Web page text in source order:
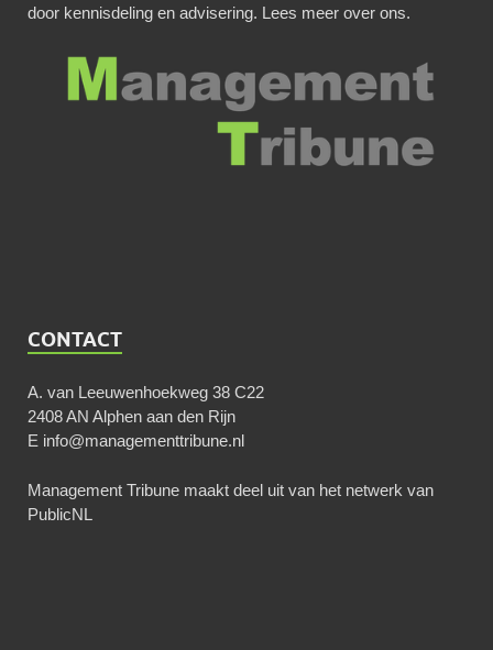
door kennisdeling en advisering. Lees meer over ons.
CONTACT
A. van Leeuwenhoekweg 38 C22
2408 AN Alphen aan den Rijn
E info@managementtribune.nl
Management Tribune maakt deel uit van het netwerk van
PublicNL